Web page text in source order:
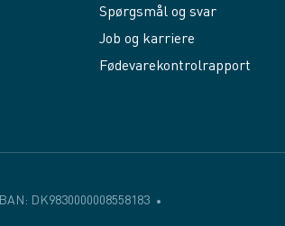
Spørgsmål og svar
Job og karriere
Fødevarekontrolrapport
IBAN: DK9830000008558183